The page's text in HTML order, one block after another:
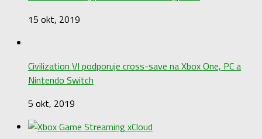
15 okt, 2019
Civilization VI podporuje cross-save na Xbox One, PC a
Nintendo Switch
5 okt, 2019